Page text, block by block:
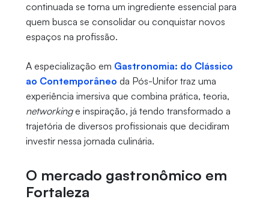
continuada se torna um ingrediente essencial para
quem busca se consolidar ou conquistar novos
espaços na profissão.
A especialização em Gastronomia: do Clássico
ao Contemporâneo da Pós-Unifor traz uma
experiência imersiva que combina prática, teoria,
networkinge inspiração, já tendo transformado a
trajetória de diversos profissionais que decidiram
investir nessa jornada culinária.
O mercado gastronômico em
Fortaleza